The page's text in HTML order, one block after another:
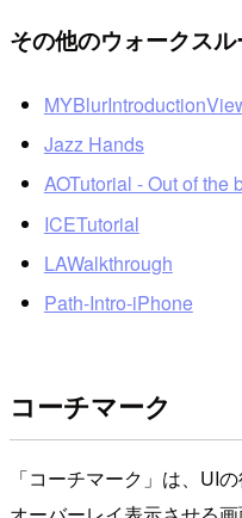
その他のウォークス
Jazz Hands
AOTutorial - Out of the
ICETutorial
LAWalkthrough
Path-Intro-iPhone
コーチマーク
「コーチマーク」は、UI